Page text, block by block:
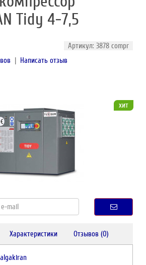
Tidy 4-7,5
Артикул: 3878 compr
| Написать отзыв
хит
Характеристики Отзывов (0)